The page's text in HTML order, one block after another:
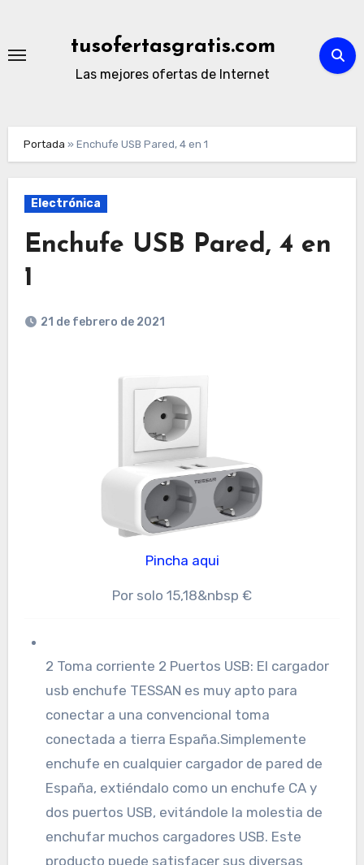
contenido
tusofertasgratis.com
Las mejores ofertas de Internet
Portada »Enchufe USB Pared, 4 en 1
Electrónica
Enchufe USB Pared, 4 en
1
21 de febrero de 2021
Pincha aqui
Por solo 15,18&nbsp €
2 Toma corriente 2 Puertos USB: El cargador
usb enchufe TESSAN es muy apto para
conectar a una convencional toma
conectada a tierra España.Simplemente
enchufe en cualquier cargador de pared de
España, extiéndalo como un enchufe CA y
dos puertos USB, evitándole la molestia de
enchufar muchos cargadores USB. Este
producto puede satisfacer sus diversas